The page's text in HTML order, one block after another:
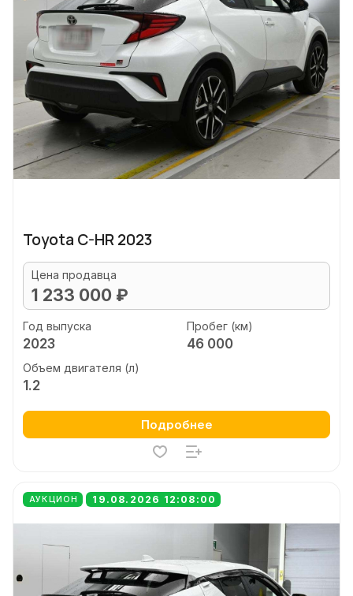
Toyota C-HR 2023
Цена продавца
1 233 000 ₽
Год выпуска
2023
Пробег (км)
46 000
Объем двигателя (л)
1.2
Подробнее
АУКЦИОН 19.08.2026 12:08:00